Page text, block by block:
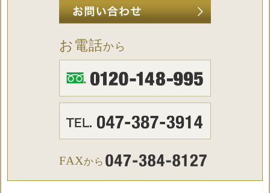
お電話から​
FAXから